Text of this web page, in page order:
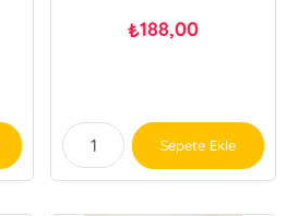
₺188,00
Sepete Ekle